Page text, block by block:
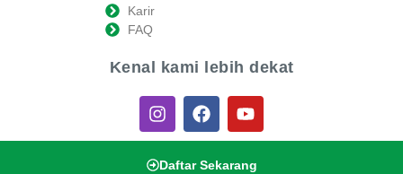
Karir
FAQ
Kenal kami lebih dekat
Daftar Sekarang